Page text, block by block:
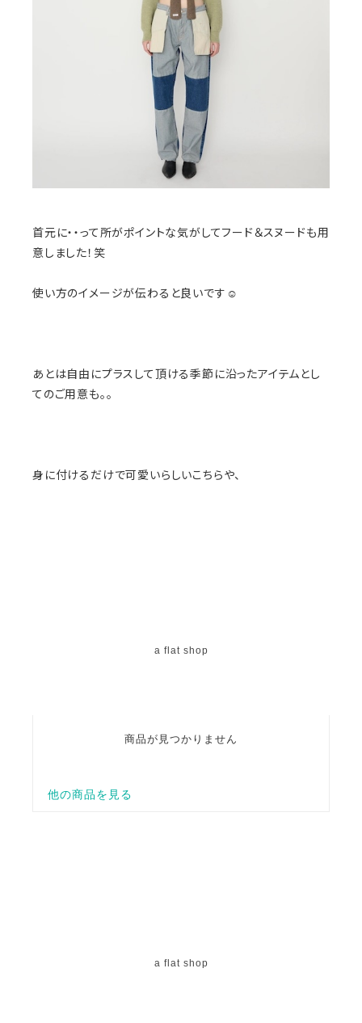
首元に・・って所がポイントな気がしてフード＆スヌードも用
意しました！笑
使い方のイメージが伝わると良いです☺️
あとは自由にプラスして頂ける季節に沿ったアイテムとし
てのご用意も。。
身に付けるだけで可愛いらしいこちらや、